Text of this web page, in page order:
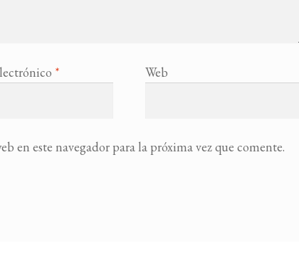
* Web
en este navegador para la próxima vez que comente.